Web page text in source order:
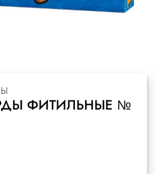
ФИТИЛЬНЫЕ №